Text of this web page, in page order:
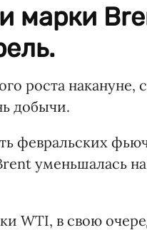
марки
роста накануне,
добычи.
февральских
уменьшалась на
WTI, в свою